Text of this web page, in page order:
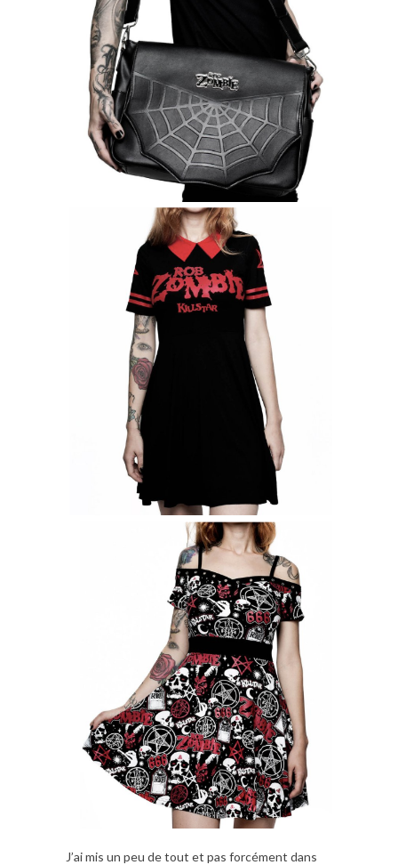
J’ai mis un peu de tout et pas forcément dans